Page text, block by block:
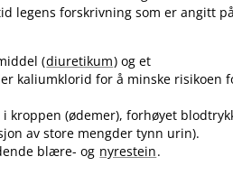
legens forskrivning som er angitt på
(diuretikum) og et
kaliumklorid for å minske risikoen
kroppen (ødemer), forhøyet
av store mengder tynn urin).
blære- og nyrestein.